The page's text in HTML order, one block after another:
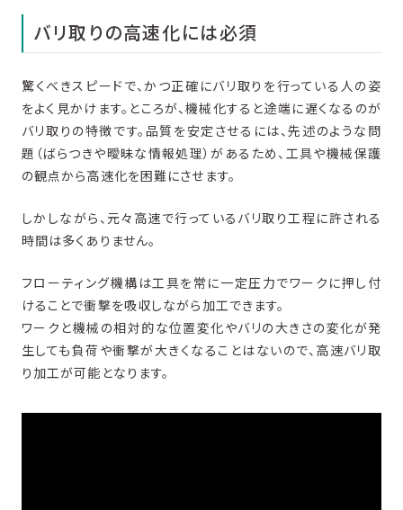
バリ取りの高速化には必須
驚くべきスピードで、かつ正確にバリ取りを行っている人の姿
をよく見かけます。ところが、機械化すると途端に遅くなるのが
バリ取りの特徴です。品質を安定させるには、先述のような問
題（ばらつきや曖昧な情報処理）があるため、工具や機械保護
の観点から高速化を困難にさせます。
しかしながら、元々高速で行っているバリ取り工程に許される
時間は多くありません。
フローティング機構は工具を常に一定圧力でワークに押し付
けることで衝撃を吸収しながら加工できます。
ワークと機械の相対的な位置変化やバリの大きさの変化が発
生しても負荷や衝撃が大きくなることはないので、高速バリ取
り加工が可能となります。